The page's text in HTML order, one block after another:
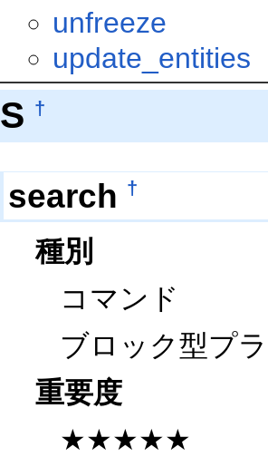
unfreeze
update_entities
S †
search †
種別
コマンド
ブロック型プ
重要度
★★★★★